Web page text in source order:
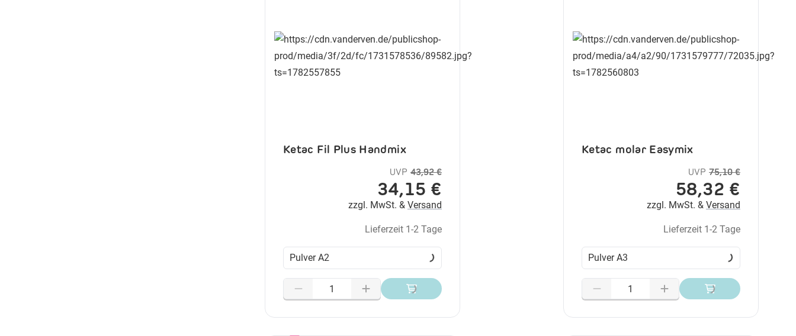
Ketac Fil Plus Handmix
UVP 43,92 €
34,15 €
zzgl. MwSt. & Versand
Lieferzeit 1-2 Tage
Pulver A2
Ketac molar Easymix
UVP 75,10 €
58,32 €
zzgl. MwSt. & Versand
Lieferzeit 1-2 Tage
Pulver A3